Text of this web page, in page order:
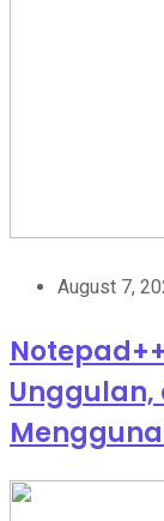
August 7,
Unggulan,